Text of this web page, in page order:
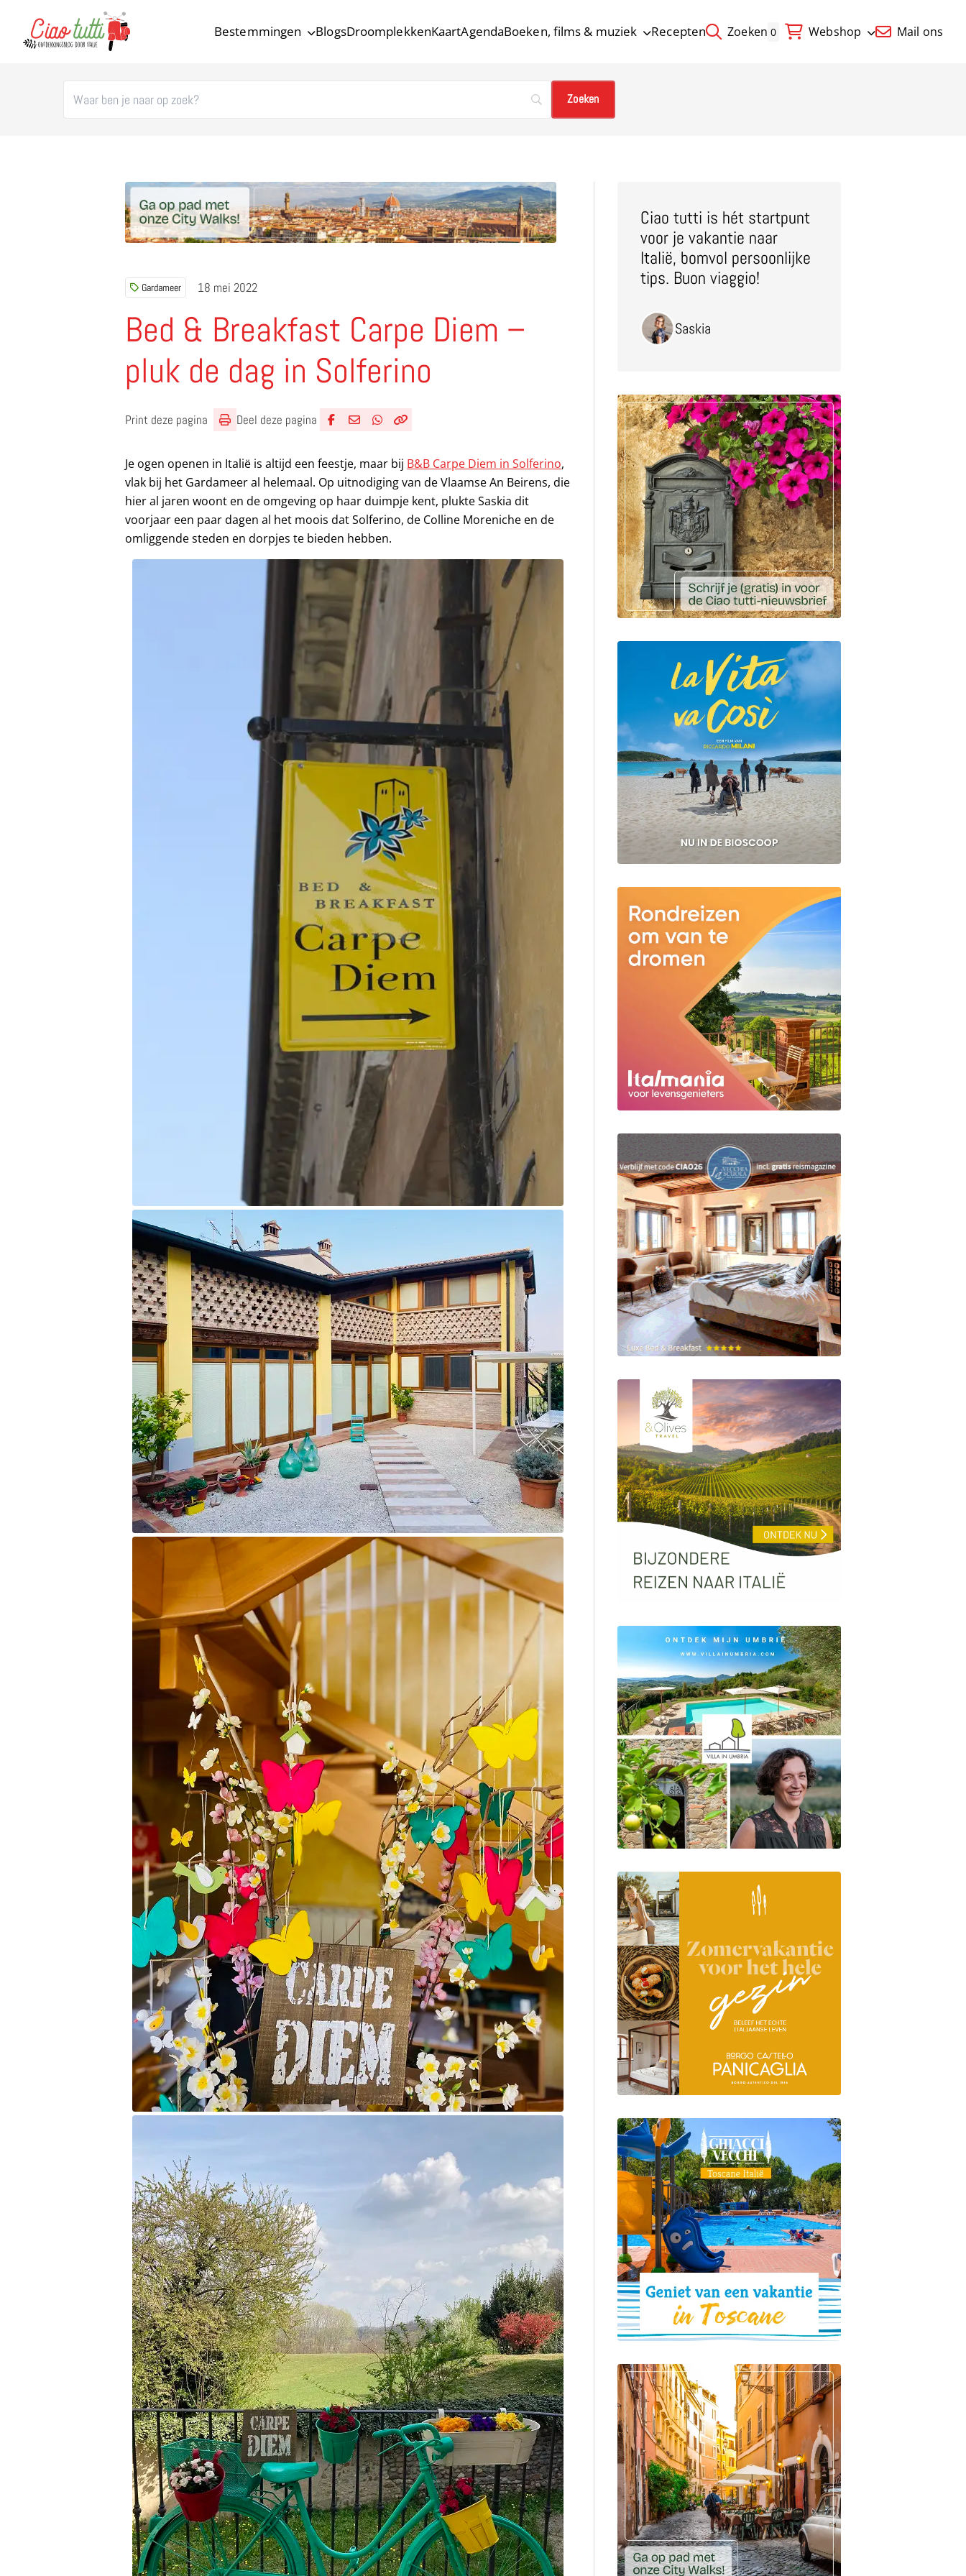
Bestemmingen BlogsDroomplekkenKaartAgendaBoeken, films & muziek Recepten Zoeken 0 Webshop Mail ons
Gardameer 18 mei 2022
Bed & Breakfast Carpe Diem –
pluk de dag in Solferino
Print deze pagina
Deel deze pagina
Je ogen openen in Italië is altijd een feestje, maar bij B&B Carpe Diem in Solferino,
vlak bij het Gardameer al helemaal. Op uitnodiging van de Vlaamse An Beirens, die
hier al jaren woont en de omgeving op haar duimpje kent, plukte Saskia dit
voorjaar een paar dagen al het moois dat Solferino, de Colline Moreniche en de
omliggende steden en dorpjes te bieden hebben.
Ciao tutti is hét startpunt
voor je vakantie naar
Italië, bomvol persoonlijke
tips. Buon viaggio!
Saskia